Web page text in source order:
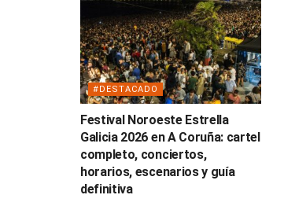
#DESTACADO
Festival Noroeste Estrella
Galicia 2026 en A Coruña: cartel
completo, conciertos,
horarios, escenarios y guía
definitiva